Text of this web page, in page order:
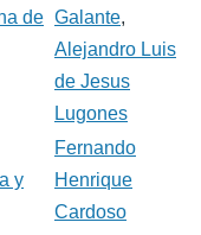
de Galante,
Alejandro Luis
de Jesus
Lugones
y
Fernando
Henrique
Cardoso